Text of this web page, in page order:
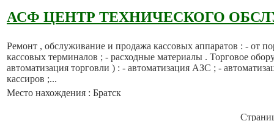
АСФ ЦЕНТР ТЕХНИЧЕСКОГО
Ремонт , обслуживание и продажа кассовых аппаратов : - от
кассовых терминалов ; - расходные материалы . Торговое
автоматизация торговли ) : - автоматизация АЗС ; -
кассиров ;...
Место нахождения : Братск